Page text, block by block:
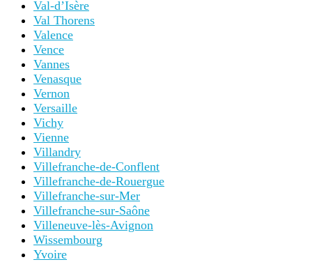
Val-d’Isère
Val Thorens
Valence
Vence
Vannes
Venasque
Vernon
Versaille
Vichy
Vienne
Villandry
Villefranche-de-Conflent
Villefranche-de-Rouergue
Villefranche-sur-Mer
Villefranche-sur-Saône
Villeneuve-lès-Avignon
Wissembourg
Yvoire